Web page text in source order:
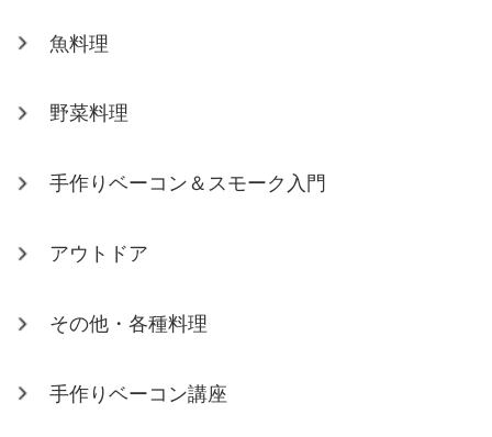
魚料理
野菜料理
手作りベーコン＆スモーク入門
アウトドア
その他・各種料理
手作りベーコン講座